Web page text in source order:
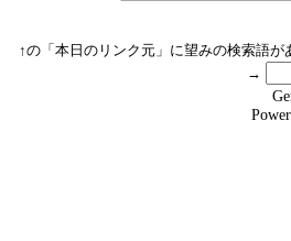
↑の「本日のリンク元」に望みの検索語
→